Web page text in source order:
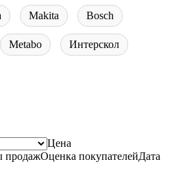
Makita Bosch
Metabo Интерскол
Цена
продажОценка покупателейДата